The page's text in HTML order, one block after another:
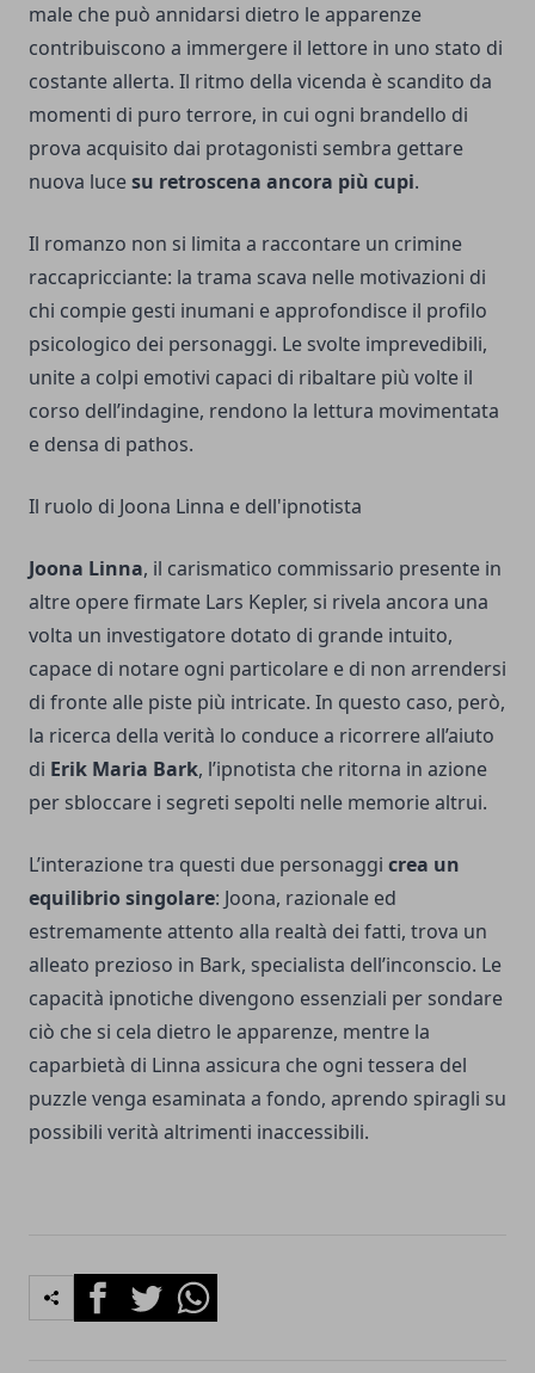
male che può annidarsi dietro le apparenze
contribuiscono a immergere il lettore in uno stato di
costante allerta. Il ritmo della vicenda è scandito da
momenti di puro terrore, in cui ogni brandello di
prova acquisito dai protagonisti sembra gettare
nuova lucesu retroscena ancora più cupi.
Il romanzo non si limita a raccontare un crimine
raccapricciante: la trama scava nelle motivazioni di
chi compie gesti inumani e approfondisce il profilo
psicologico dei personaggi. Le svolte imprevedibili,
unite a colpi emotivi capaci di ribaltare più volte il
corso dell’indagine, rendono la lettura movimentata
e densa di pathos.
Il ruolo di Joona Linna e dell'ipnotista
Joona Linna, il carismatico commissario presente in
altre opere firmate Lars Kepler, si rivela ancora una
volta un investigatore dotato di grande intuito,
capace di notare ogni particolare e di non arrendersi
di fronte alle piste più intricate. In questo caso, però,
la ricerca della verità lo conduce a ricorrere all’aiuto
di Erik Maria Bark, l’ipnotista che ritorna in azione
per sbloccare i segreti sepolti nelle memorie altrui.
L’interazione tra questi due personaggi crea un
equilibrio singolare: Joona, razionale ed
estremamente attento alla realtà dei fatti, trova un
alleato prezioso in Bark, specialista dell’inconscio. Le
capacità ipnotiche divengono essenziali per sondare
ciò che si cela dietro le apparenze, mentre la
caparbietà di Linna assicura che ogni tessera del
puzzle venga esaminata a fondo, aprendo spiragli su
possibili verità altrimenti inaccessibili.
FacebookTwitterWhatsapp